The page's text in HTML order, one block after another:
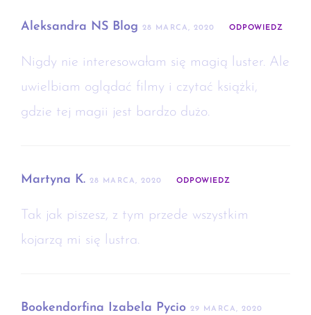
Aleksandra NS Blog 28 MARCA, 2020 ODPOWIEDZ
Nigdy nie interesowałam się magią luster. Ale
uwielbiam oglądać filmy i czytać książki,
gdzie tej magii jest bardzo dużo.
Martyna K. 28 MARCA, 2020 ODPOWIEDZ
Tak jak piszesz, z tym przede wszystkim
kojarzą mi się lustra.
Bookendorfina Izabela Pycio 29 MARCA, 2020